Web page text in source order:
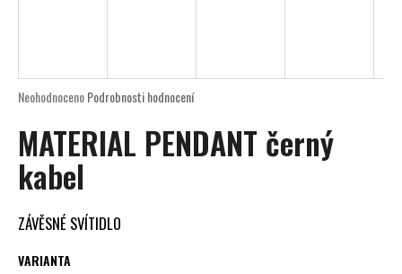
Průměrné
produktu
je
0,0
hvězdiček.
NeohodnocenoPodrobnosti hodnocení
MATERIAL PENDANT černý
kabel
ZÁVĚSNÉ SVÍTIDLO
VARIANTA
í
t